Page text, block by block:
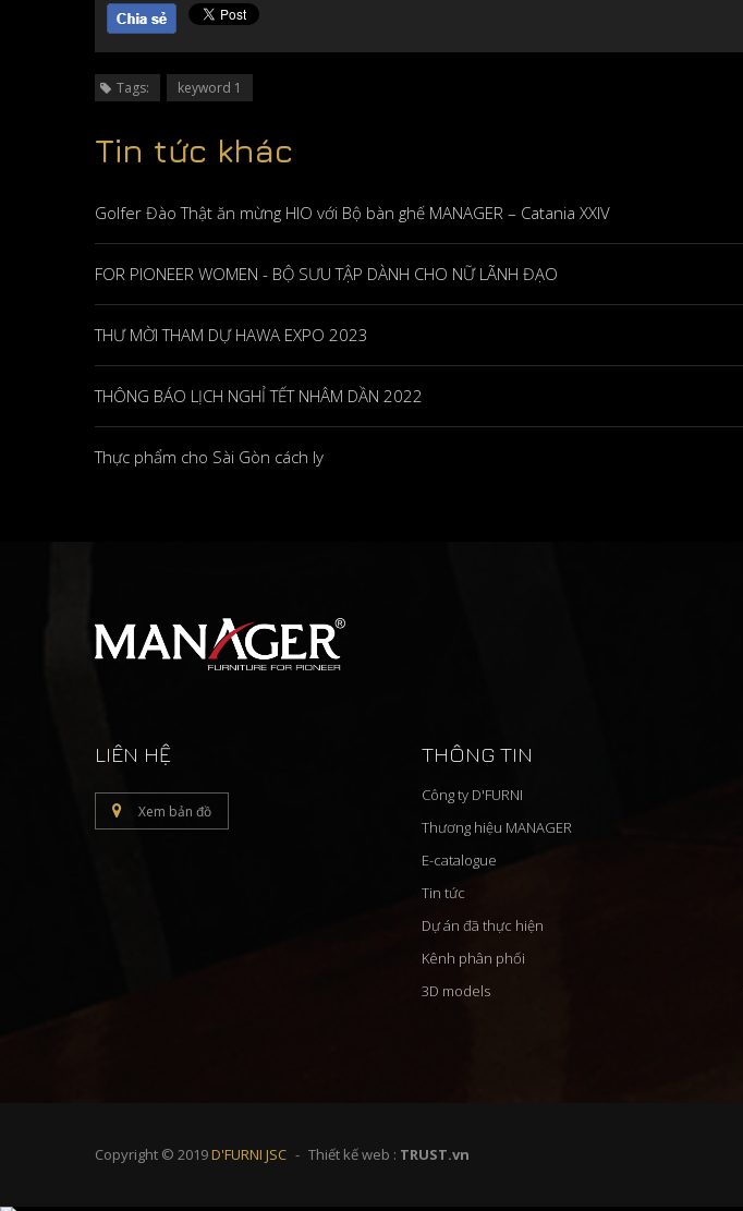
Tags: keyword 1
Tin tức khác
Golfer Đào Thật ăn mừng HIO với Bộ bàn ghế MANAGER – Catania XXIV
FOR PIONEER WOMEN - BỘ SƯU TẬP DÀNH CHO NỮ LÃNH ĐẠO
THƯ MỜI THAM DỰ HAWA EXPO 2023
THÔNG BÁO LỊCH NGHỈ TẾT NHÂM DẦN 2022
Thực phẩm cho Sài Gòn cách ly
LIÊN HỆ
Xem bản đồ
THÔNG TIN
Công ty D'FURNI
Thương hiệu MANAGER
E-catalogue
Tin tức
Dự án đã thực hiện
Kênh phân phối
3D models
Copyright © 2019D'FURNI JSC Thiết kế web : TRUST.vn